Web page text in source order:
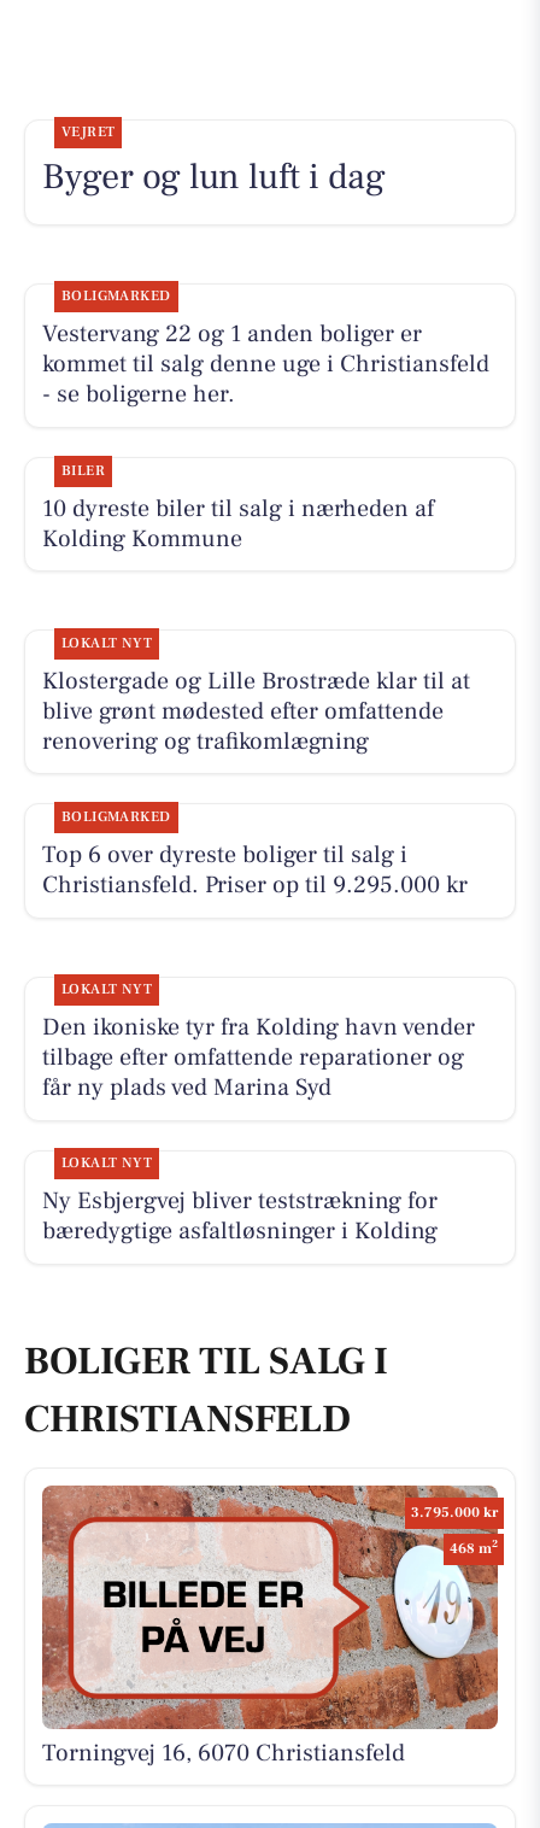
VEJRET
Byger og lun luft i dag
BOLIGMARKED
Vestervang 22 og 1 anden boliger er
kommet til salg denne uge i Christiansfeld
- se boligerne her.
BILER
10 dyreste biler til salg i nærheden af
Kolding Kommune
LOKALT NYT
Klostergade og Lille Brostræde klar til at
blive grønt mødested efter omfattende
renovering og trafikomlægning
BOLIGMARKED
Top 6 over dyreste boliger til salg i
Christiansfeld. Priser op til 9.295.000 kr
LOKALT NYT
Den ikoniske tyr fra Kolding havn vender
tilbage efter omfattende reparationer og
får ny plads ved Marina Syd
LOKALT NYT
Ny Esbjergvej bliver teststrækning for
bæredygtige asfaltløsninger i Kolding
BOLIGER TIL SALG I
CHRISTIANSFELD
3.795.000 kr
468 m2
Torningvej 16, 6070 Christiansfeld